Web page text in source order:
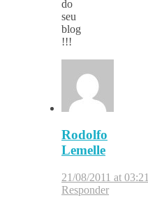
do
seu
blog
!!!
Rodolfo
Lemelle
21/08/2011 at 03:21
Responder